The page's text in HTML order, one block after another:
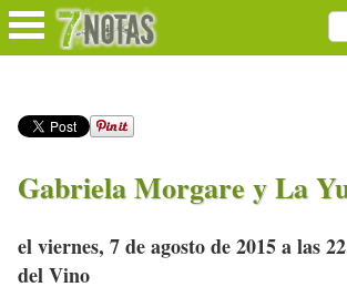
Gabriela Morgare y La
el viernes, 7 de agosto de 2015 a las
del Vino